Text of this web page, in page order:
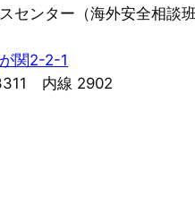
センター（海外安全相談班
関2-2-1
内線 2902